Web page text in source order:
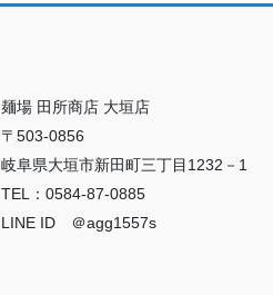
麺場 田所商店 大垣店
〒503-0856
岐阜県大垣市新田町三丁目1232－1
TEL：0584-87-0885
LINE ID ＠agg1557s